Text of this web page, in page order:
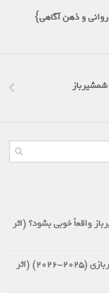
و ذهن آگاهی}
واقعاً خوبی بشود؟ (اثر
قوانین تکنیکی فدراسیون جهانی شمشیربازی (2025-2026) (اثر